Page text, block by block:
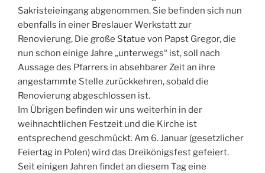
Sakristeieingang abgenommen. Sie befinden sich nun
ebenfalls in einer Breslauer Werkstatt zur
Renovierung, Die große Statue von Papst Gregor, die
nun schon einige Jahre „unterwegs“ ist, soll nach
Aussage des Pfarrers in absehbarer Zeit an ihre
angestammte Stelle zurückkehren, sobald die
Renovierung abgeschlossen ist.
Im Übrigen befinden wir uns weiterhin in der
weihnachtlichen Festzeit und die Kirche ist
entsprechend geschmückt. Am 6. Januar (gesetzlicher
Feiertag in Polen) wird das Dreikönigsfest gefeiert.
Seit einigen Jahren findet an diesem Tag eine